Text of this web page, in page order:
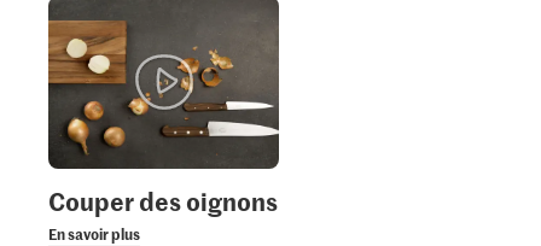
Couper des oignons
En savoir plus